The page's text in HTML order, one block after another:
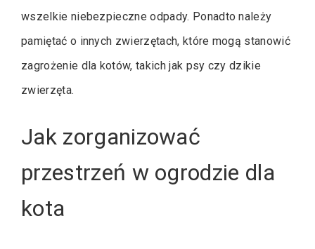
wszelkie niebezpieczne odpady. Ponadto należy
pamiętać o innych zwierzętach, które mogą stanowić
zagrożenie dla kotów, takich jak psy czy dzikie
zwierzęta.
Jak zorganizować
przestrzeń w ogrodzie dla
kota